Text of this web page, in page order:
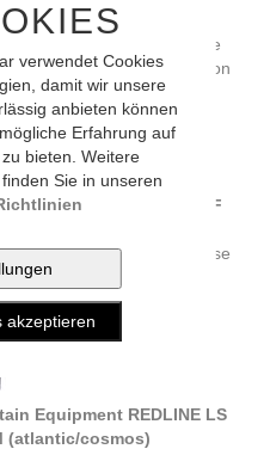
verwendet Cookies
damit wir unsere
anbieten können
Erfahrung auf
bieten. Weitere
Sie in unseren
Polo mit Druckknopfleiste
die Funktionsmaterialien von
...
M 200 OASIS LS HALF
100% Merino Base
klassischem
das ...
CHF
Equipment REDLINE LS
(atlantic/cosmos)